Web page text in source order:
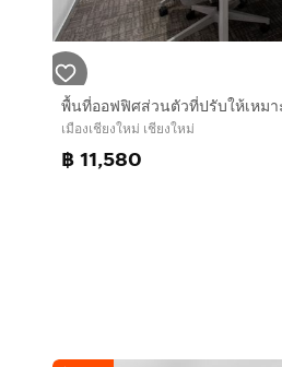
• เฟอร์นิเจอร์ตามหลักสรีรศ
รูปภาพทั้งหมดในประกาศนี้เป็
สอบถามตอนนี้"
เมืองเชียงใหม่ เชียงใหม่
฿ 11,580